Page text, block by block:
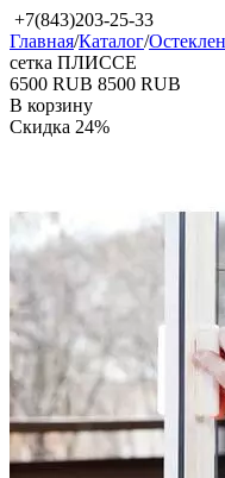
+7(843)203-25-33
Главная/Каталог/
сетка ПЛИССЕ
‍6500‍ RUB ‍8500‍ RUB
В корзину
Скидка 24%